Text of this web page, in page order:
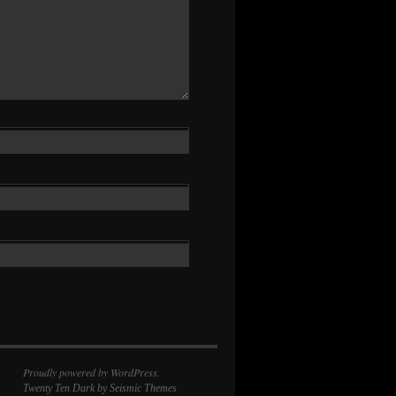
Proudly powered by WordPress.
Twenty Ten Dark by Seismic Themes